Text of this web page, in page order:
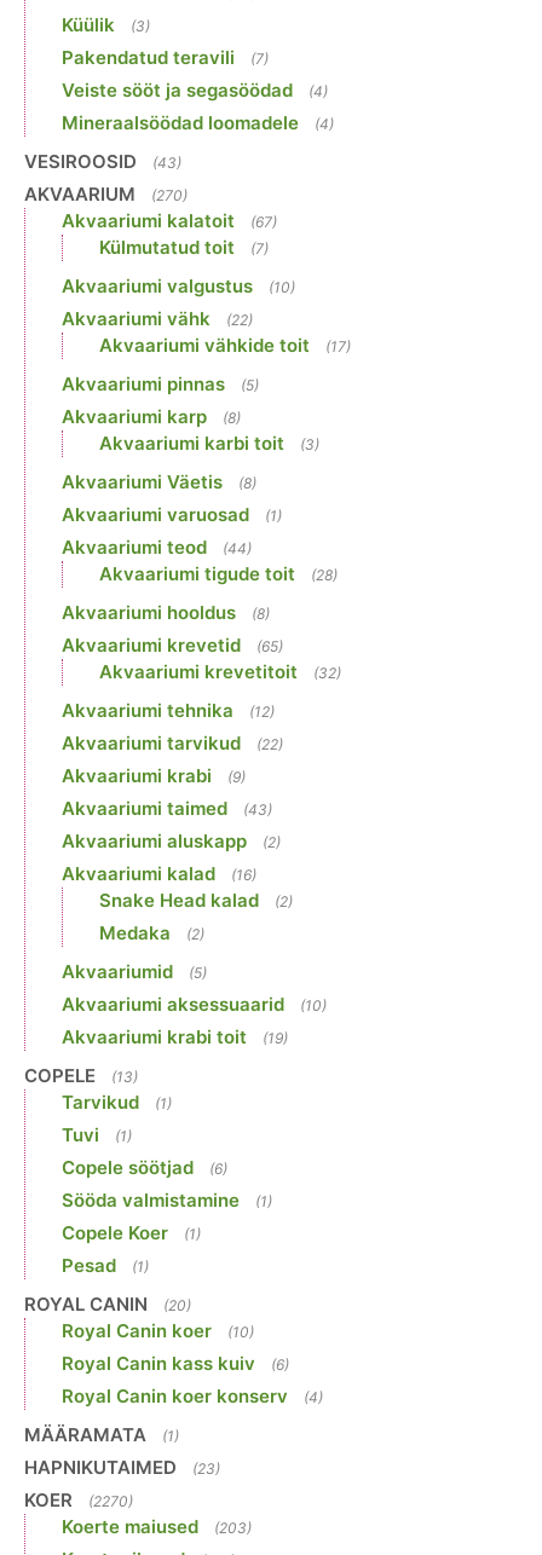
Küülik (3)
Pakendatud teravili (7)
Veiste sööt ja segasöödad (4)
Mineraalsöödad loomadele (4)
VESIROOSID (43)
AKVAARIUM (270)
Akvaariumi kalatoit (67)
Külmutatud toit (7)
Akvaariumi valgustus (10)
Akvaariumi vähk (22)
Akvaariumi vähkide toit (17)
Akvaariumi pinnas (5)
Akvaariumi karp (8)
Akvaariumi karbi toit (3)
Akvaariumi Väetis (8)
Akvaariumi varuosad (1)
Akvaariumi teod (44)
Akvaariumi tigude toit (28)
Akvaariumi hooldus (8)
Akvaariumi krevetid (65)
Akvaariumi krevetitoit (32)
Akvaariumi tehnika (12)
Akvaariumi tarvikud (22)
Akvaariumi krabi (9)
Akvaariumi taimed (43)
Akvaariumi aluskapp (2)
Akvaariumi kalad (16)
Snake Head kalad (2)
Medaka (2)
Akvaariumid (5)
Akvaariumi aksessuaarid (10)
Akvaariumi krabi toit (19)
COPELE (13)
Tarvikud (1)
Tuvi (1)
Copele söötjad (6)
Sööda valmistamine (1)
Copele Koer (1)
Pesad (1)
ROYAL CANIN (20)
Royal Canin koer (10)
Royal Canin kass kuiv (6)
Royal Canin koer konserv (4)
MÄÄRAMATA (1)
HAPNIKUTAIMED (23)
KOER (2270)
Koerte maiused (203)